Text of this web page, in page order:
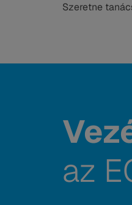
Szeretne
az